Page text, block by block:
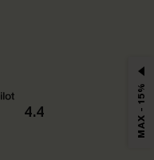
4.4 MAX - 15%